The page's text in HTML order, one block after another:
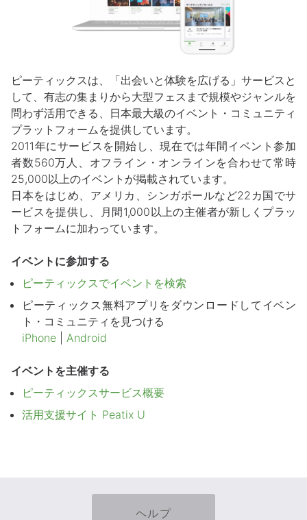
ピーティックスは、「出会いと体験を広げる」サービスと
して、有志の集まりから大型フェスまで規模やジャンルを
問わず活用できる、日本最大級のイベント・コミュニティ
プラットフォームを提供しています。
2011年にサービスを開始し、現在では年間イベント参加
者数560万人、オフライン・オンラインを合わせて常時
25,000以上のイベントが掲載されています。
日本をはじめ、アメリカ、シンガポールなど22カ国でサ
ービスを提供し、月間1,000以上の主催者が新しくプラッ
トフォームに加わっています。
イベントに参加する
ピーティックスでイベントを検索
ピーティックス無料アプリをダウンロードしてイベン
ト・コミュニティを見つける
iPhone| Android
イベントを主催する
ピーティックスサービス概要
活用支援サイト Peatix U
ヘルプ